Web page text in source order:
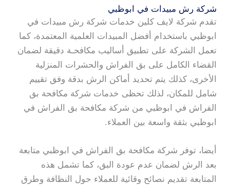
شركة رش مبيدات في ابوظبي
تقدم شركة لايف كلين خدمات شركة رش مبيدات في
ابوظبي باستخدام أفضل المبيدات العلمية المعتمدة، كما
تعمل الشركة على تطبيق أساليب مكافحـة دقيقة لضمان
القضاء الكامل على بق الفراش والحشرات المنزلية
الأخرى، كذلك يتم تحديد أماكن الرش بدقة وفق تقييم
شامل للمكان، لذلك تحظى خدمات شركة مكافحة بق
الفراش في ابوظبي من شركة مكافحة بق الفراش في
ابوظبي بثقة واسعة بين العملاء.
أيضا، توفر شركة مكافحة بق الفراش في ابوظبي متابعة
بعد الرش لضمان عدم عودة البق، كما تشمل هذه
المتابعة تقديم نصائح وقائية للعملاء حول النظافة وطرق